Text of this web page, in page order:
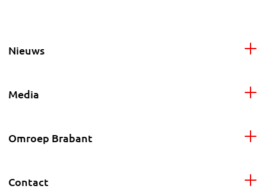
Nieuws
Media
Omroep Brabant
Contact